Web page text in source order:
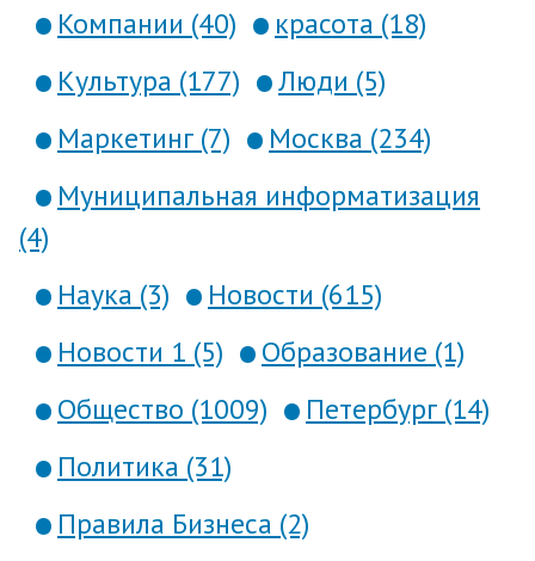
Компании (40)
красота (18)
Культура (177)
Люди (5)
Маркетинг (7)
Москва (234)
Муниципальная информатизация
(4)
Наука (3)
Новости (615)
Новости 1 (5)
Образование (1)
Общество (1009)
Петербург (14)
Политика (31)
Правила Бизнеса (2)